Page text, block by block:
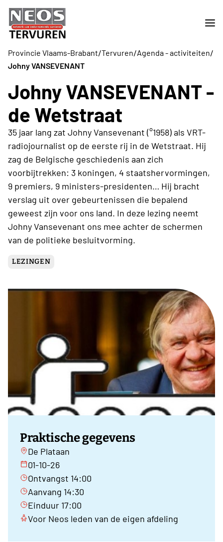
Provincie Vlaams-Brabant/Tervuren/Agenda - activiteiten/
Johny VANSEVENANT
Johny VANSEVENANT -
de Wetstraat
35 jaar lang zat Johny Vansevenant (°1958) als VRT-
radiojournalist op de eerste rij in de Wetstraat. Hij
zag de Belgische geschiedenis aan zich
voorbijtrekken: 3 koningen, 4 staatshervormingen,
9 premiers, 9 ministers-presidenten… Hij bracht
verslag uit over gebeurtenissen die bepalend
geweest zijn voor ons land. In deze lezing neemt
Johny Vansevenant ons mee achter de schermen
van de politieke besluitvorming.
LEZINGEN
Praktische gegevens
De Plataan
01-10-26
Ontvangst 14:00
Aanvang 14:30
Einduur 17:00
Voor Neos leden van de eigen afdeling